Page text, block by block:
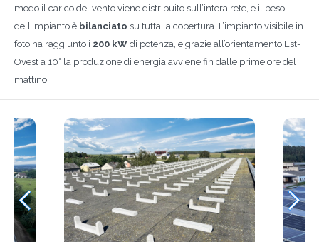
modo il carico del vento viene distribuito sull’intera rete, e il peso
dell’impianto è bilanciato su tutta la copertura. L’impianto visibile in
foto ha raggiunto i 200 kW di potenza, e grazie all’orientamento Est-
Ovest a 10° la produzione di energia avviene fin dalle prime ore del
mattino.